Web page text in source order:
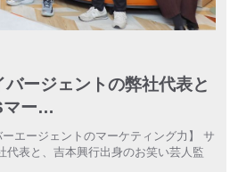
バージェントの弊社代表と
マー…
ーエージェントのマーケティング力】 サ
代表と、吉本興行出身のお笑い芸人監